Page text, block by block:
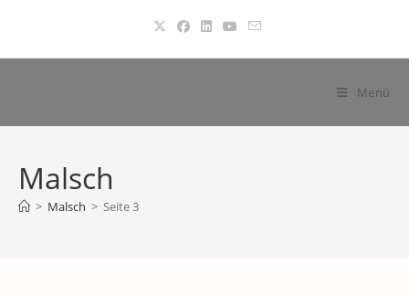
springen
Menü
Malsch
> Malsch > Seite 3